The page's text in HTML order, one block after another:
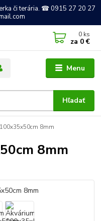
či terária. ☎ 0915 27 20 27
Menu
Hľadať
0 ks
za 0 €
8mm
8mm